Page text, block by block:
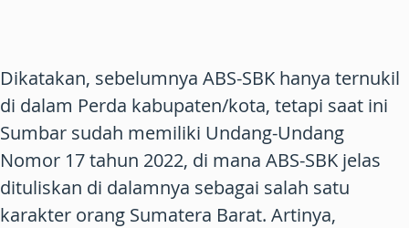
Dikatakan, sebelumnya ABS-SBK hanya ternukil
di dalam Perda kabupaten/kota, tetapi saat ini
Sumbar sudah memiliki Undang-Undang
Nomor 17 tahun 2022, di mana ABS-SBK jelas
dituliskan di dalamnya sebagai salah satu
karakter orang Sumatera Barat. Artinya,